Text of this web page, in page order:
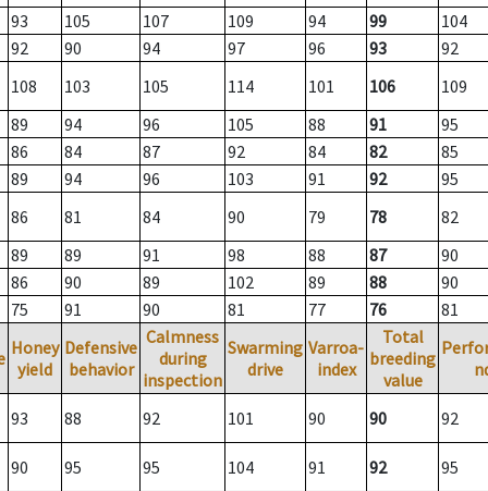
93
105 107 109 94 99
104
92
90 94 97 96 93
92
108
103 105 114 101 106
109
89
94 96 105 88 91
95
86
84 87 92 84 82
85
89
94 96 103 91 92
95
86
81 84 90 79 78
82
89
89 91 98 88 87
90
86
90 89 102 89 88
90
75
91 90 81 77 76 81
Honey
yield
Defensive
behavior
Calmness
during
inspection
Swarming
drive
Varroa-
index
Total
breeding
value
93 88 92 101 90 90 92
90 95 95 104 91 92
95